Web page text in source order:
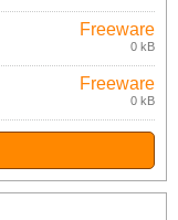
Freeware
0 kB
Freeware
0 kB